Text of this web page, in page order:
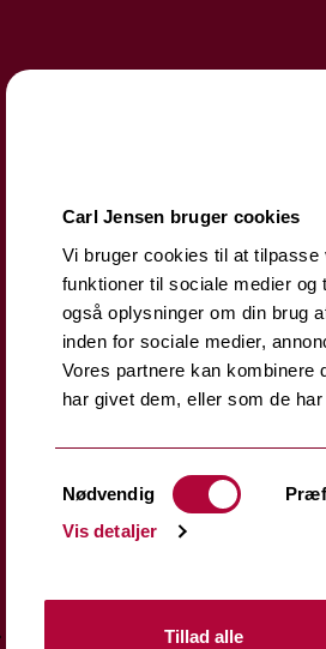
Carl Jensen bruger cookies
Vi bruger cookies til at
funktioner til sociale medier
også oplysninger om din brug
inden for sociale medier,
Vores partnere kan kombinere
har givet dem, eller som de
Samtykkevalg
Nødvendig
Vis detaljer
Tillad alle